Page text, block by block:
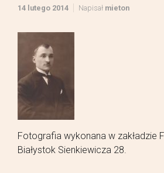
14 lutego 2014 Napisał mieton
Fotografia wykonana w zakładzie
Białystok Sienkiewicza 28.